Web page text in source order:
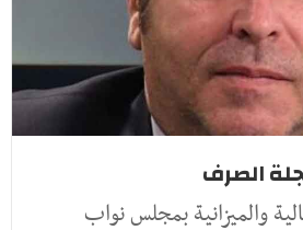
الصرف
والميزانية بمجلس نواب